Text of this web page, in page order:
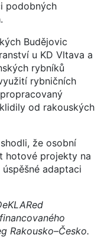
podobných
Budějovic
u KD Vltava a
rybníků
rybničních
od rakouských
že osobní
hotové projekty na
adaptaci
Rakousko–Česko.